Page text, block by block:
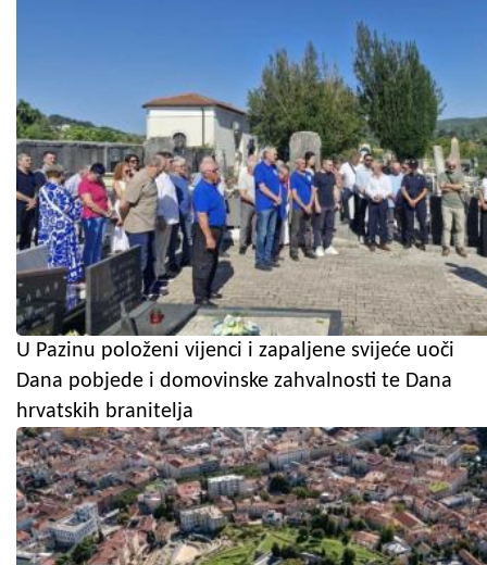
U Pazinu položeni vijenci i zapaljene svijeće uoči
Dana pobjede i domovinske zahvalnosti te Dana
hrvatskih branitelja